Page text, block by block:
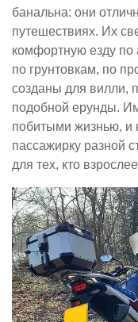
банальна: они
путешествиях. Их
комфортную езду по
по грунтовкам, по
созданы для вилли,
подобной ерунды.
побитыми жизнью, и
пассажирку разной
для тех, кто